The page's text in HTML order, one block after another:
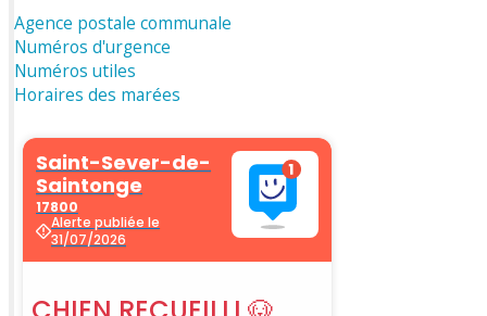
Agence postale communale
Numéros d'urgence
Numéros utiles
Horaires des marées